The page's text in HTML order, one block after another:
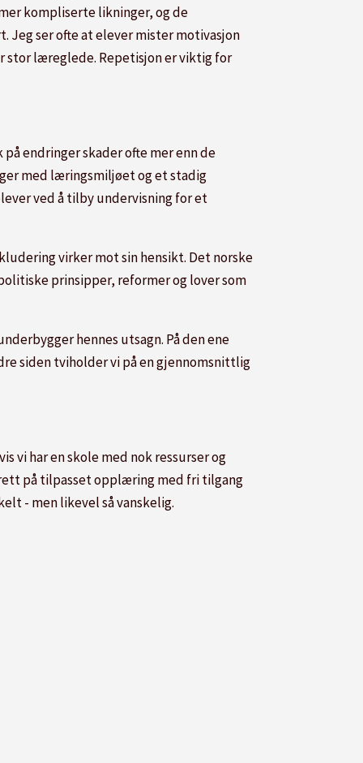
kompliserte likninger, og de
ser ofte at elever mister motivasjon
stor læreglede. Repetisjon er viktig for
endringer skader ofte mer enn de
med læringsmiljøet og et stadig
ved å tilby undervisning for et
virker mot sin hensikt. Det norske
prinsipper, reformer og lover som
hennes utsagn. På den ene
siden tviholder vi på en gjennomsnittlig
vi har en skole med nok ressurser og
på tilpasset opplæring med fri tilgang
- men likevel så vanskelig.